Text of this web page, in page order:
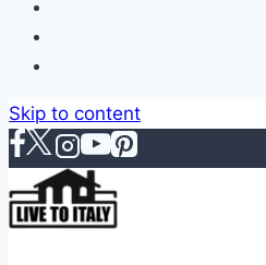
Skip to content